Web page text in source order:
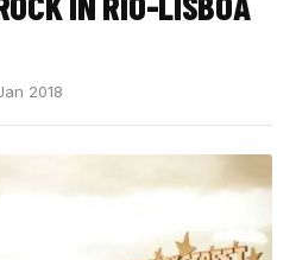
2018